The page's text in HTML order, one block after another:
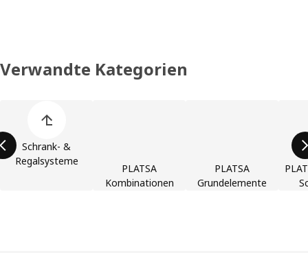
Verwandte Kategorien
Schrank- &
Regalsysteme
PLATSA
Kombinationen
PLATSA
Grundelemente